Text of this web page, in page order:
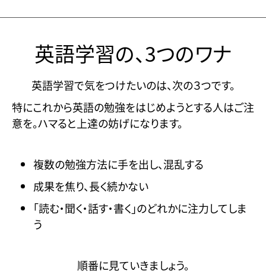
英語学習の、3つのワナ
英語学習で気をつけたいのは、次の３つです。
特にこれから英語の勉強をはじめようとする人はご注
意を。ハマると上達の妨げになります。
複数の勉強方法に手を出し、混乱する
成果を焦り、長く続かない
「読む・聞く・話す・書く」のどれかに注力してしま
う
順番に見ていきましょう。